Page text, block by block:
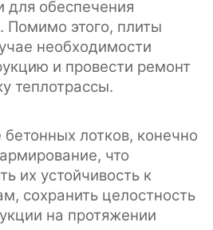
для обеспечения
Помимо этого, плиты
необходимости
и провести ремонт
теплотрассы.
лотков, конечно
что
их устойчивость к
сохранить целостность
на протяжении